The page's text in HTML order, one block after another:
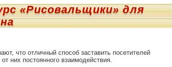
«Рисовальщики» для
что отличный способ заставить посетителей
них постоянного взаимодействия.